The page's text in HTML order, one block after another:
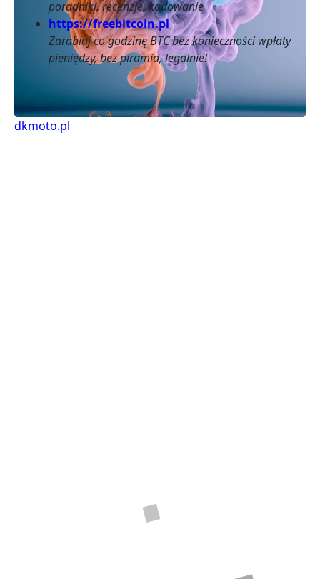
poradniki, recenzje, kodowanie
https://freebitcoin.pl
Zarabiaj co godzinę BTC bez konieczności wpłaty
pieniędzy, bez piramid, legalnie!
dkmoto.pl